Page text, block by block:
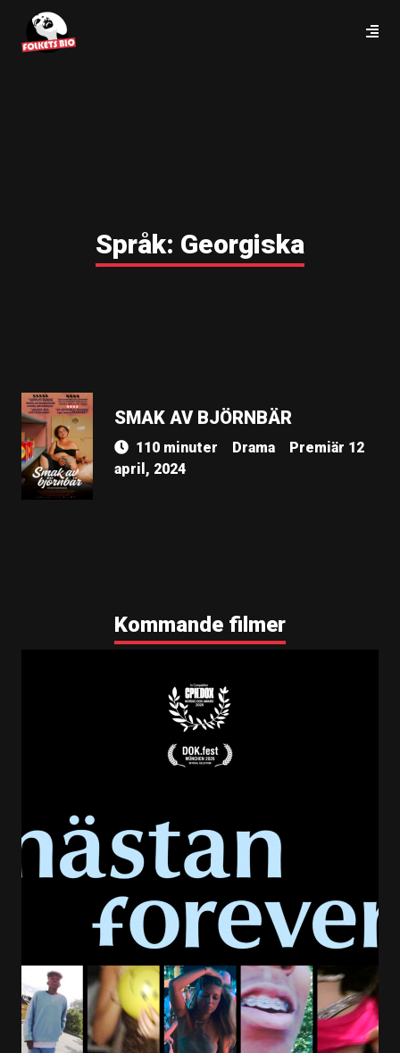
Språk: Georgiska
SMAK AV BJÖRNBÄR
110 minuter Drama
Premiär 12
april, 2024
Kommande filmer